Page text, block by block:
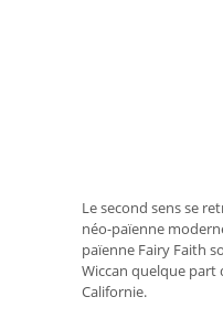
Le second sens se
néo-païenne
païenne Fairy Faith
Wiccan quelque part
Californie.